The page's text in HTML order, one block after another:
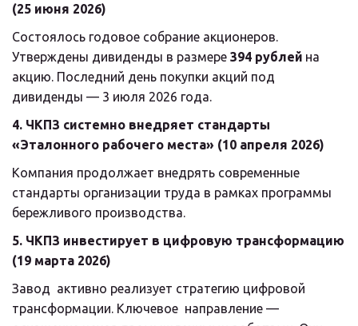
(25 июня 2026)
Состоялось годовое собрание акционеров.
Утверждены дивиденды в размере 394 рублей на
акцию. Последний день покупки акций под
дивиденды — 3 июля 2026 года.
4. ЧКПЗ системно внедряет стандарты
«Эталонного рабочего места» (10 апреля 2026)
Компания продолжает внедрять современные
стандарты организации труда в рамках программы
бережливого производства.
5. ЧКПЗ инвестирует в цифровую трансформацию
(19 марта 2026)
Завод  активно реализует стратегию цифровой
трансформации. Ключевое  направление —